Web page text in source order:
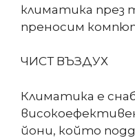
климатика през
преносим
ЧИСТ ВЪЗДУХ
Климатика е
йони, който